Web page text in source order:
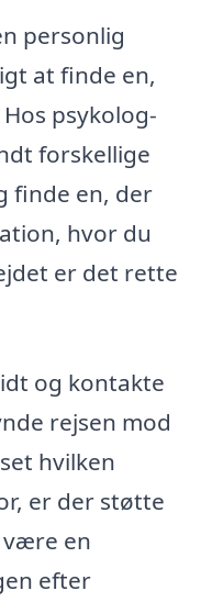
personlig
at finde en,
psykolog-
forskellige
finde en, der
hvor du
er det rette
og kontakte
rejsen mod
hvilken
er der støtte
være en
efter